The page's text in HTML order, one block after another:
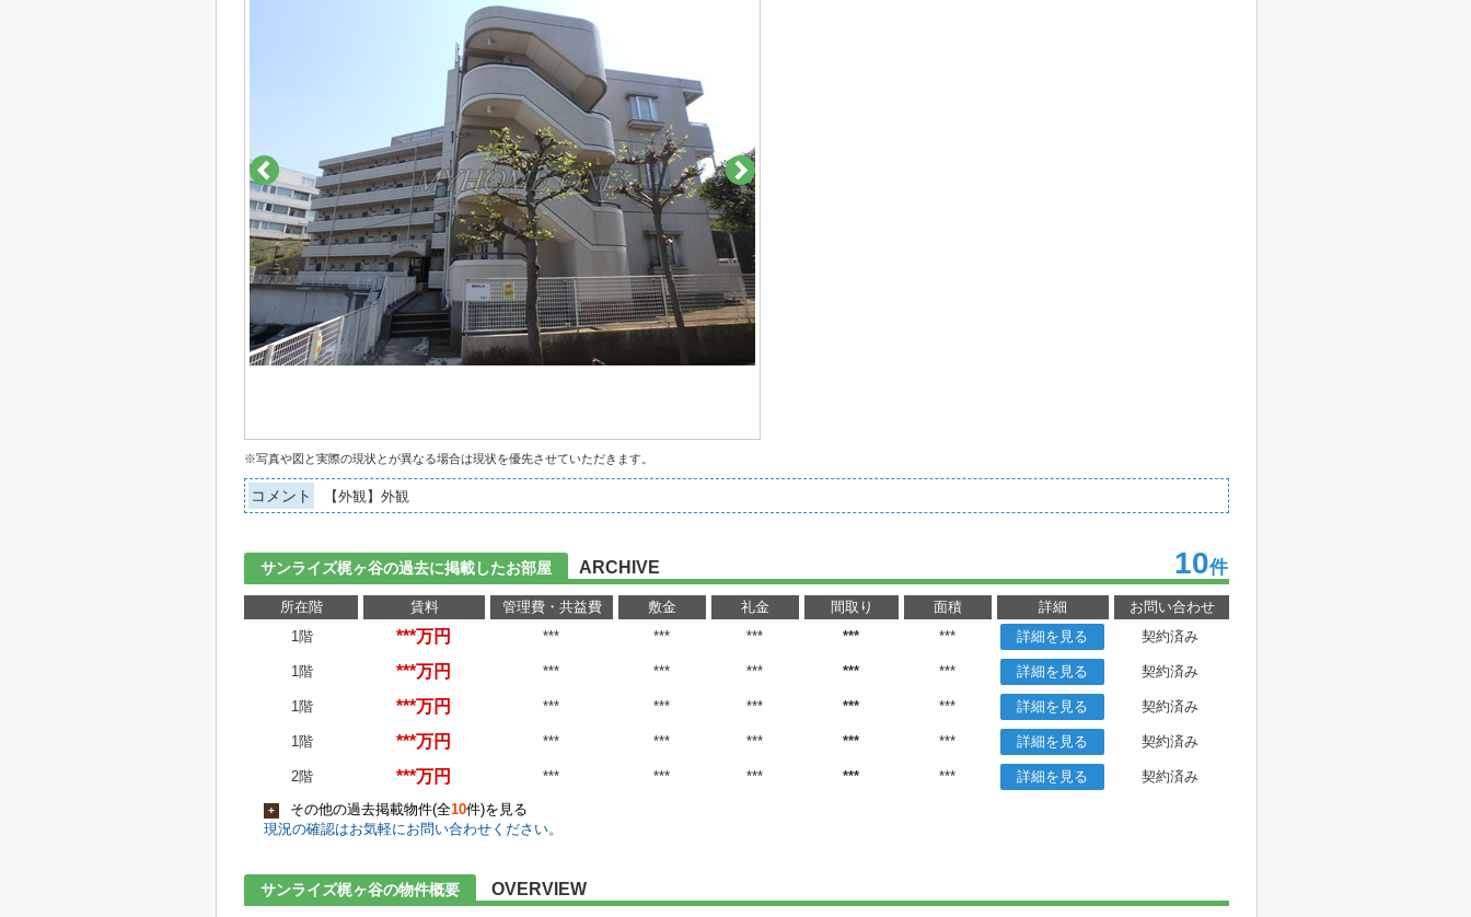
※写真や図と実際の現状とが異なる場合は現状を優先させていただきます。
コメント 【外観】外観
サンライズ梶ヶ谷の過去に掲載したお部屋 ARCHIVE 10件
所在階 賃料 管理費・共益費 敷金 礼金 間取り 面積 詳細
お問い合わせ
1階
***万円 *** *** *** *** *** 詳細を見る 契約済み
1階 ***万円 *** *** *** *** *** 詳細を見る 契約済み
1階 ***万円 *** *** *** *** *** 詳細を見る 契約済み
1階 ***万円 *** *** *** *** *** 詳細を見る 契約済み
2階 ***万円 *** *** *** *** *** 詳細を見る 契約済み
+ その他の過去掲載物件(全10件)を見る
現況の確認はお気軽にお問い合わせください。
サンライズ梶ヶ谷の物件概要 OVERVIEW